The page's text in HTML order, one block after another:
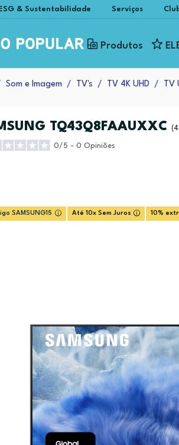
ESG & Sustentabilidade Serviços
Produtos
Som e Imagem TV's TV 4K UHD TV
TQ43Q8FAAUXXC
0/5 - 0 Opiniões
SAMSUNG15 Até 10x Sem Juros 10%